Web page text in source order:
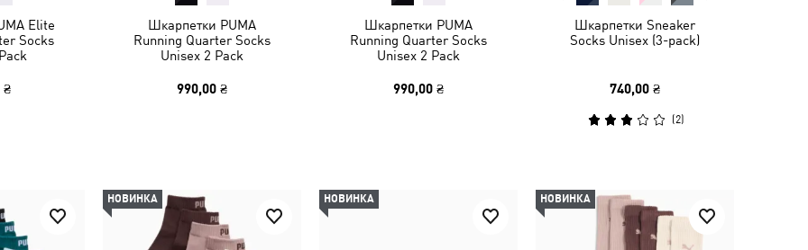
Elite
Socks
₴
Шкарпетки PUMA
Running Quarter Socks
Unisex 2 Pack
990,00 ₴
Шкарпетки PUMA
Running Quarter Socks
Unisex 2 Pack
990,00 ₴
Шкарпетки Sneaker
Socks Unisex (3-pack)
740,00 ₴
(2)
НОВИНКА НОВИНКА НОВИНКА